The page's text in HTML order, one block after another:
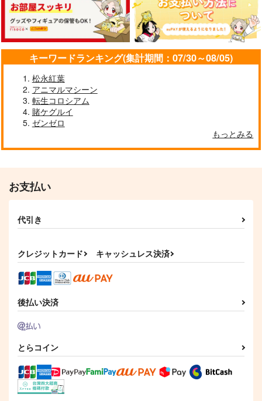
がっこうぐらし!～お
たより～
芳文社
ご注文はうさぎです
（税込）
きんいろモザイク画
集 あなたのきんいろ
芳文社
2,750円 （税込）
サンプル
キーワードランキング(集計期間：07/30～08/05)
松永紅葉
アニマルマシーン
転生コロシアム
賭ケグルイ
ゼンゼロ
もっとみる
お支払い
代引き
クレジットカード キャッシュレス決済
後払い決済
とらコイン